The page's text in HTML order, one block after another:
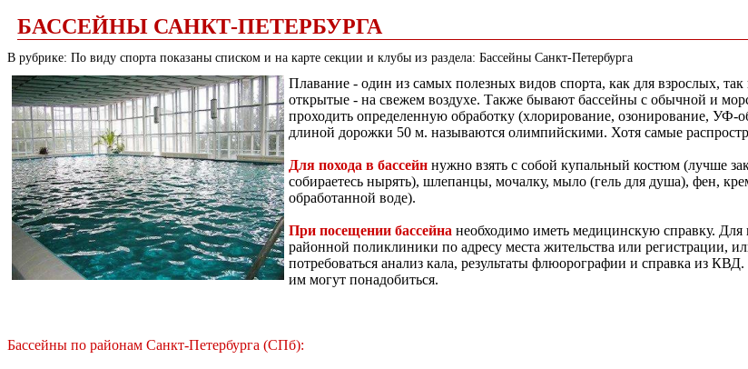
БАССЕЙНЫ САНКТ-ПЕТЕРБУРГА
В рубрике: По виду спорта показаны списком и на карте секции и клубы из раздела: Бассейны Санкт-Петербурга
Плавание - один из самых полезных видов спорта, как для взрослых,
открытые - на свежем воздухе. Также бывают бассейны с обычной и
проходить определенную обработку (хлорирование, озонирование,
длиной дорожки 50 м. называются олимпийскими. Хотя самые
Для похода в бассейн нужно взять с собой купальный костюм (лучше
собираетесь нырять), шлепанцы, мочалку, мыло (гель для душа), фен,
обработанной воде).
При посещении бассейна необходимо иметь медицинскую справку.
районной поликлиники по адресу места жительства или регистрации,
потребоваться анализ кала, результаты флюорографии и справка из
им могут понадобиться.
Бассейны по районам Санкт-Петербурга (СПб):